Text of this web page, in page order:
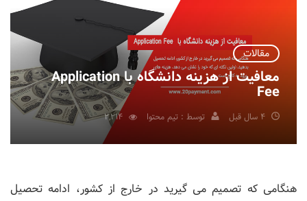
مقالات
معافیت از هزینه دانشگاه با Application
Fee
4 سال قبل توسط : تیم محتوا
هنگامی که تصمیم می گیرید در خارج از کشور، ادامه تحصیل